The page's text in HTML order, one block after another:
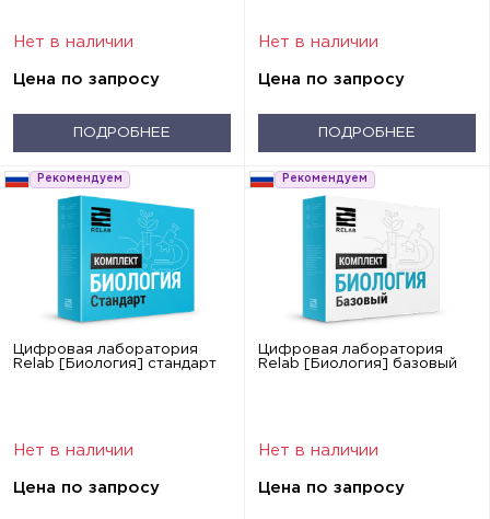
Нет в наличии
Цена по запросу
ПОДРОБНЕЕ
Нет в наличии
Цена по запросу
ПОДРОБНЕЕ
Рекомендуем
Цифровая лаборатория
Relab [Биология] стандарт
Нет в наличии
Цена по запросу
Рекомендуем
Цифровая лаборатория
Relab [Биология] базовый
Нет в наличии
Цена по запросу